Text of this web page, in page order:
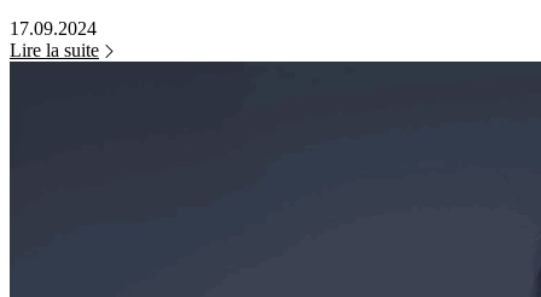
17.09.2024
Lire la suite